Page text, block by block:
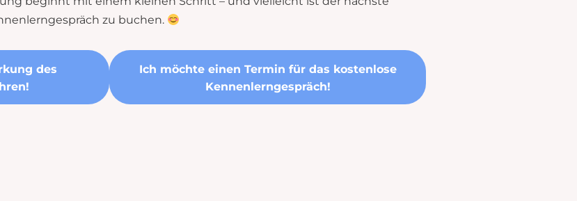
zu buchen.
des
Ich möchte einen Termin für das kostenlose
Kennenlerngespräch!